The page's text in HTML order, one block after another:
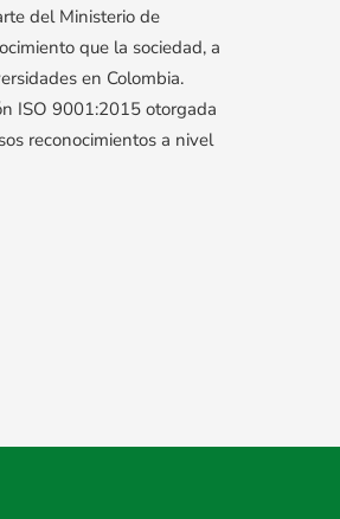
del Ministerio de
que la sociedad, a
en Colombia.
ISO 9001:2015 otorgada
reconocimientos a nivel